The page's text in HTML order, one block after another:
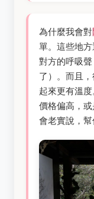
為什麼我會對
單。這些地
對方的呼吸
了）。而且
起來更有溫
價格偏高，
會老實說，幫